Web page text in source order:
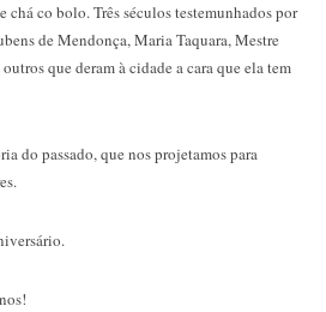
chá co bolo. Três séculos testemunhados por
de Mendonça, Maria Taquara, Mestre
que deram à cidade a cara que ela tem
do passado, que nos projetamos para